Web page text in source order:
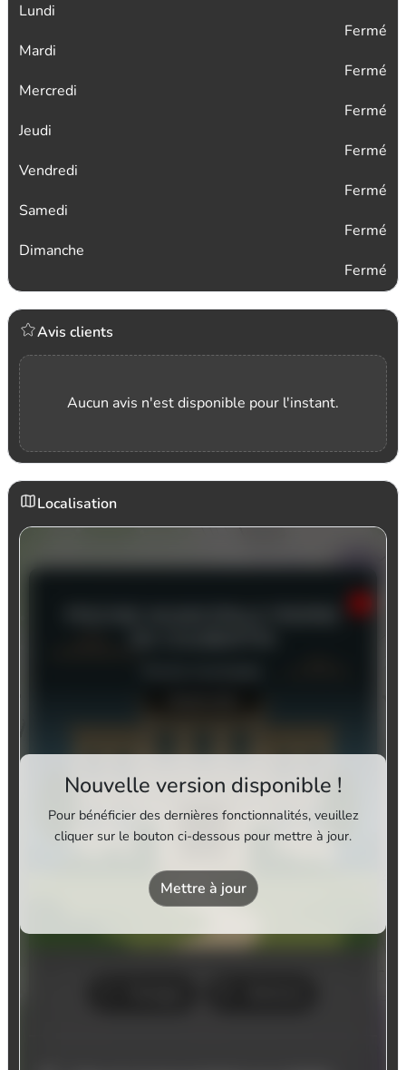
Lundi
Fermé
Mardi
Fermé
Mercredi
Fermé
Jeudi
Fermé
Vendredi
Fermé
Samedi
Fermé
Dimanche
Fermé
Avis clients
Aucun avis n'est disponible pour l'instant.
Localisation